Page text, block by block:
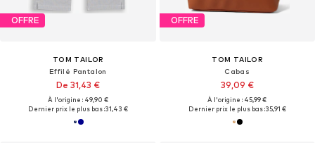
OFFRE
TOM TAILOR
Effilé Pantalon
De 31,43 €
À l'origine : 49,90 €
Dernier prix le plus bas :31,43 €
OFFRE
TOM TAILOR
Cabas
39,09 €
À l'origine : 45,99 €
Dernier prix le plus bas :35,91 €